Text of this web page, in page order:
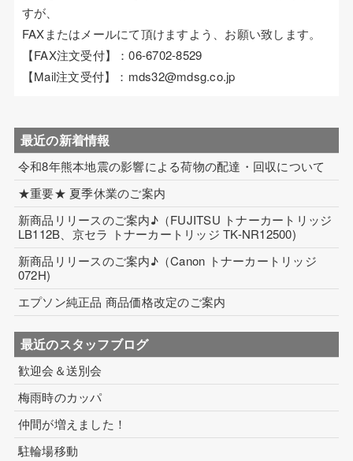
生産設備について（アプリケーター）
取扱製品一覧
ECマーケティング支援
インテリアワークス事業 内装工事
すが、
FAXまたはメールにて頂けますよう、お願い致します。
【FAX注文受付】：06-6702-8529
【Mail注文受付】：mds32@mdsg.co.jp
最近の新着情報
令和8年熊本地震の影響による荷物の配達・回収について
★重要★ 夏季休業のご案内
新商品リリースのご案内♪（FUJITSU トナーカートリッジ
LB112B、京セラ トナーカートリッジ TK-NR12500)
新商品リリースのご案内♪（Canon トナーカートリッジ
072H)
エプソン純正品 商品価格改定のご案内
最近のスタッフブログ
歓迎会＆送別会
梅雨時のカッパ
仲間が増えました！
駐輪場移動